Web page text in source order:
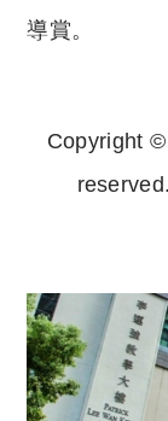
導賞。
Copyright